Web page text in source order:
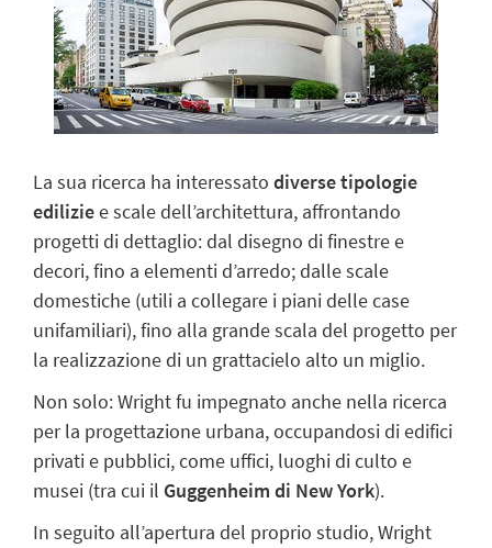
La sua ricerca ha interessato diverse tipologie
ediliziee scale dell’architettura, affrontando
progetti di dettaglio:dal disegno di finestre e
decori, fino a elementi d’arredo; dalle scale
domestiche (utili a collegare i piani delle case
unifamiliari), fino alla grande scala del progetto per
la realizzazione di un grattacielo alto un miglio.
Non solo: Wright fu impegnato anche nella ricerca
per la progettazione urbana, occupandosi di edifici
privati e pubblici, come uffici, luoghi di culto e
musei (tra cui il Guggenheim di New York).
In seguito all’apertura del proprio studio, Wright